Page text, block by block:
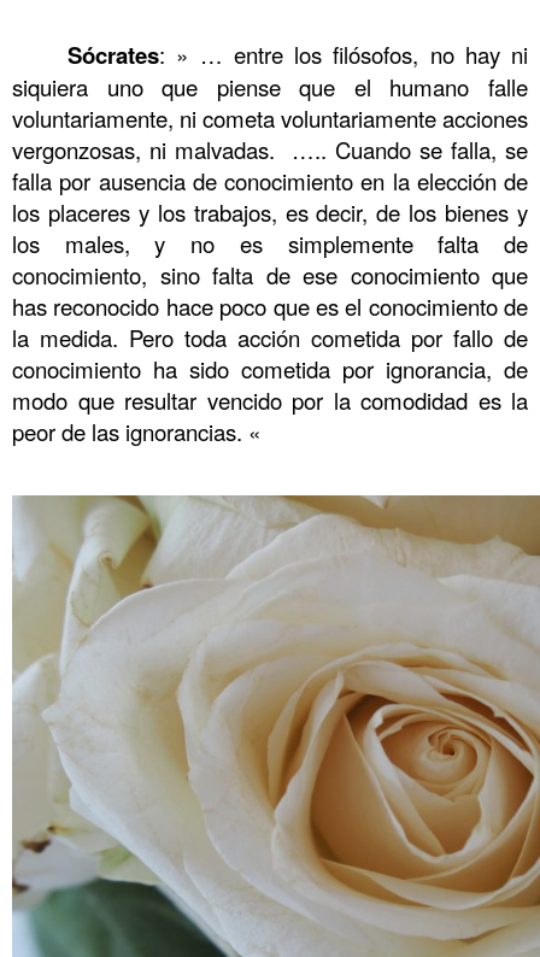
Sócrates: » … entre los filósofos, no hay ni
siquiera uno que piense que el humano falle
voluntariamente, ni cometa voluntariamente acciones
vergonzosas, ni malvadas. ….. Cuando se falla, se
falla por ausencia de conocimiento en la elección de
los placeres y los trabajos, es decir, de los bienes y
los males, y no es simplemente falta de
conocimiento, sino falta de ese conocimiento que
has reconocido hace poco que es el conocimiento de
la medida. Pero toda acción cometida por fallo de
conocimiento ha sido cometida por ignorancia, de
modo que resultar vencido por la comodidad es la
peor de las ignorancias. «